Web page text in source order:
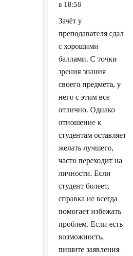
в 18:58
Зачёт у
преподавателя сдал
с хорошими
баллами. С точки
зрения знания
своего предмета, у
него с этим все
отлично. Однако
отношение к
студентам оставляет
желать лучшего,
часто переходит на
личности. Если
студент болеет,
справка не всегда
помогает избежать
проблем. Если есть
возможность,
пишите заявления